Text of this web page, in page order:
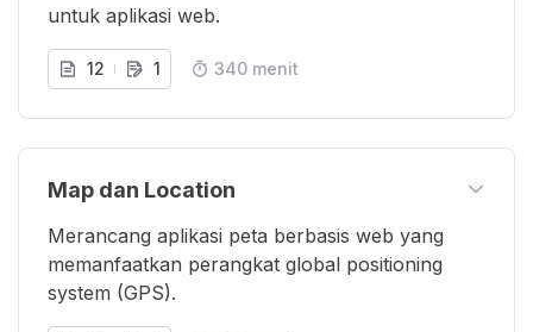
untuk aplikasi web.
12 1 340 menit
Map dan Location
Merancang aplikasi peta berbasis web yang
memanfaatkan perangkat global positioning
system (GPS).